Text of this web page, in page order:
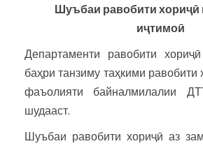
Шуъбаи равобити хориҷӣ
иҷтимоӣ
Департаменти равобити
баҳри танзиму таҳкими
фаъолияти байналмилалии
шудааст.
Шуъбаи равобити хориҷӣ аз